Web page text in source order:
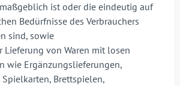
ist oder die eindeutig auf
Bedürfnisse des Verbrauchers
sind, sowie
Lieferung von Waren mit losen
wie Ergänzungslieferungen,
Spielkarten, Brettspielen,